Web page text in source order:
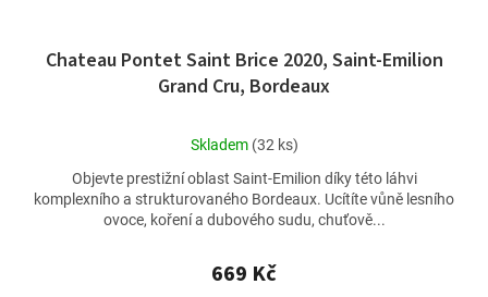
Chateau Pontet Saint Brice 2020, Saint-Emilion
Grand Cru, Bordeaux
Průměrné
produktu
je
5,0
5
hvězdiček.
Skladem (32 ks)
669 Kč
Objevte prestižní oblast Saint-Emilion díky této láhvi
komplexního a strukturovaného Bordeaux. Ucítíte vůně lesního
ovoce, koření a dubového sudu, chuťově...